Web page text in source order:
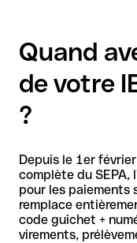
Quand
de votre
?
Depuis le 1er
complète du
pour les paiements
remplace
code guichet +
virements,